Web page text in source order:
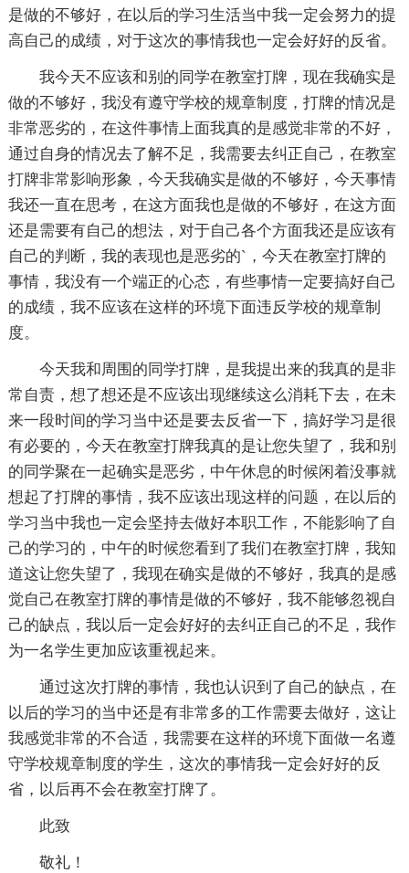
是做的不够好，在以后的学习生活当中我一定会努力的提
高自己的成绩，对于这次的事情我也一定会好好的反省。
我今天不应该和别的同学在教室打牌，现在我确实是
做的不够好，我没有遵守学校的规章制度，打牌的情况是
非常恶劣的，在这件事情上面我真的是感觉非常的不好，
通过自身的情况去了解不足，我需要去纠正自己，在教室
打牌非常影响形象，今天我确实是做的不够好，今天事情
我还一直在思考，在这方面我也是做的不够好，在这方面
还是需要有自己的想法，对于自己各个方面我还是应该有
自己的判断，我的表现也是恶劣的`，今天在教室打牌的
事情，我没有一个端正的心态，有些事情一定要搞好自己
的成绩，我不应该在这样的环境下面违反学校的规章制
度。
今天我和周围的同学打牌，是我提出来的我真的是非
常自责，想了想还是不应该出现继续这么消耗下去，在未
来一段时间的学习当中还是要去反省一下，搞好学习是很
有必要的，今天在教室打牌我真的是让您失望了，我和别
的同学聚在一起确实是恶劣，中午休息的时候闲着没事就
想起了打牌的事情，我不应该出现这样的问题，在以后的
学习当中我也一定会坚持去做好本职工作，不能影响了自
己的学习的，中午的时候您看到了我们在教室打牌，我知
道这让您失望了，我现在确实是做的不够好，我真的是感
觉自己在教室打牌的事情是做的不够好，我不能够忽视自
己的缺点，我以后一定会好好的去纠正自己的不足，我作
为一名学生更加应该重视起来。
通过这次打牌的事情，我也认识到了自己的缺点，在
以后的学习的当中还是有非常多的工作需要去做好，这让
我感觉非常的不合适，我需要在这样的环境下面做一名遵
守学校规章制度的学生，这次的事情我一定会好好的反
省，以后再不会在教室打牌了。
此致
敬礼！